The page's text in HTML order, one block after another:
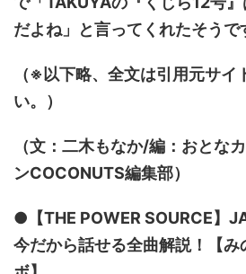
だよね」と言ってくれたそうで
（※以下略、全文は引用元サイ
い。）
（文：二木もなか/編：おとな
ンCOCONUTS編集部）
●【THE POWER SOURCE】
今だから話せる全曲解説！【み